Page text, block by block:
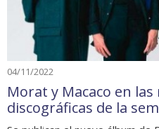
04/11/2022
Morat y Macaco en las
discográficas de la